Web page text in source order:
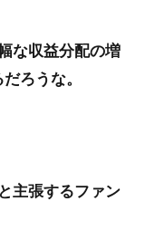
な収益分配の増
ろうな。
主張するファン